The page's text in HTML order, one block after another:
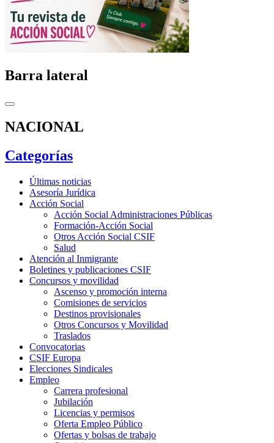
Barra lateral
NACIONAL
Categorías
Últimas noticias
Asesoría Jurídica
Acción Social
Acción Social Administraciones Públicas
Formación-Acción Social
Otros Acción Social CSIF
Salud
Atención al Inmigrante
Boletines y publicaciones CSIF
Concursos y movilidad
Ascenso y promoción interna
Comisiones de servicios
Destinos provisionales
Otros Concursos y Movilidad
Traslados
Convocatorias
CSIF Europa
Elecciones Sindicales
Empleo
Carrera profesional
Jubilación
Licencias y permisos
Oferta Empleo Público
Ofertas y bolsas de trabajo